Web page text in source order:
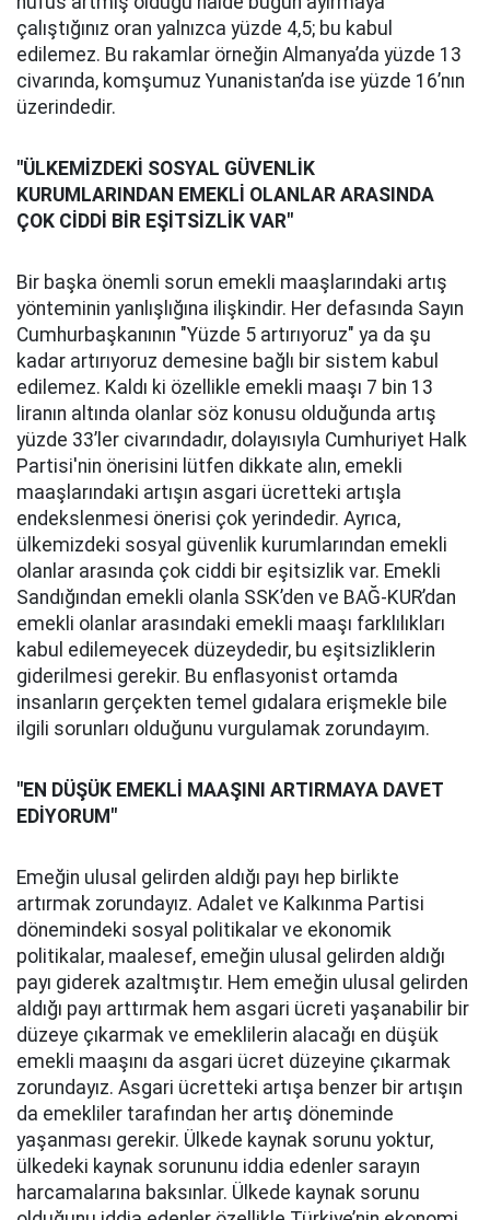
çalıştığınız oran yalnızca yüzde 4,5; bu kabul
edilemez. Bu rakamlar örneğin Almanya’da yüzde 13
civarında, komşumuz Yunanistan’da ise yüzde 16’nın
üzerindedir.
"ÜLKEMİZDEKİ SOSYAL GÜVENLİK
KURUMLARINDAN EMEKLİ OLANLAR ARASINDA
ÇOK CİDDİ BİR EŞİTSİZLİK VAR"
Bir başka önemli sorun emekli maaşlarındaki artış
yönteminin yanlışlığına ilişkindir. Her defasında Sayın
Cumhurbaşkanının "Yüzde 5 artırıyoruz" ya da şu
kadar artırıyoruz demesine bağlı bir sistem kabul
edilemez. Kaldı ki özellikle emekli maaşı 7 bin 13
liranın altında olanlar söz konusu olduğunda artış
yüzde 33’ler civarındadır, dolayısıyla Cumhuriyet Halk
Partisi'nin önerisini lütfen dikkate alın, emekli
maaşlarındaki artışın asgari ücretteki artışla
endekslenmesi önerisi çok yerindedir. Ayrıca,
ülkemizdeki sosyal güvenlik kurumlarından emekli
olanlar arasında çok ciddi bir eşitsizlik var. Emekli
Sandığından emekli olanla SSK’den ve BAĞ-KUR’dan
emekli olanlar arasındaki emekli maaşı farklılıkları
kabul edilemeyecek düzeydedir, bu eşitsizliklerin
giderilmesi gerekir. Bu enflasyonist ortamda
insanların gerçekten temel gıdalara erişmekle bile
ilgili sorunları olduğunu vurgulamak zorundayım.
"EN DÜŞÜK EMEKLİ MAAŞINI ARTIRMAYA DAVET
EDİYORUM"
Emeğin ulusal gelirden aldığı payı hep birlikte
artırmak zorundayız. Adalet ve Kalkınma Partisi
dönemindeki sosyal politikalar ve ekonomik
politikalar, maalesef, emeğin ulusal gelirden aldığı
payı giderek azaltmıştır. Hem emeğin ulusal gelirden
aldığı payı arttırmak hem asgari ücreti yaşanabilir bir
düzeye çıkarmak ve emeklilerin alacağı en düşük
emekli maaşını da asgari ücret düzeyine çıkarmak
zorundayız. Asgari ücretteki artışa benzer bir artışın
da emekliler tarafından her artış döneminde
yaşanması gerekir. Ülkede kaynak sorunu yoktur,
ülkedeki kaynak sorununu iddia edenler sarayın
harcamalarına baksınlar. Ülkede kaynak sorunu